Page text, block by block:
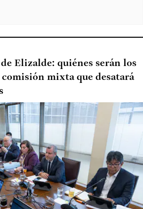
Elizalde: quiénes serán los
mixta que desatará